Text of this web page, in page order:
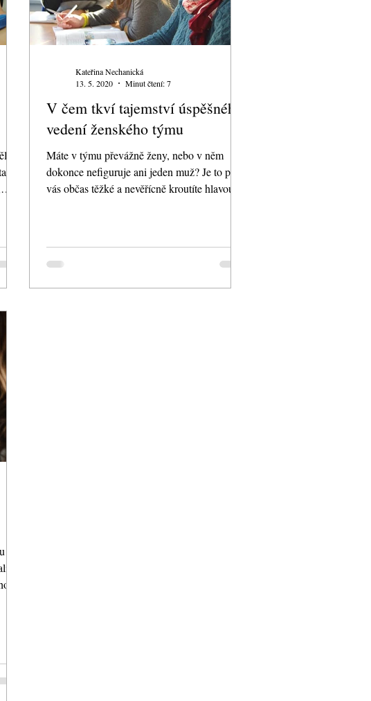
V čem tkví tajemství úspěšného
vedení ženského týmu
Máte v týmu převážně ženy, nebo v něm
dokonce nefiguruje ani jeden muž? Je to pro
vás občas těžké a nevěřícně kroutíte hlavou
Kateřina Nechanická
13. 5. 2020
Minut čtení: 7
A